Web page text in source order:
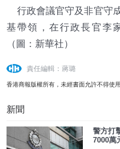
行政會議官守及非官守
基帶領，在行政長官李
（圖：新華社）
責任編輯：蔣璐
香港商報版權所有，未經書面允許不得使用
新聞
警方打
7000萬